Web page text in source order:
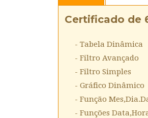
Certificado de
- Tabela Dinâmica
- Filtro Avançado
- Filtro Simples
- Gráfico Dinâmico
- Função
- Funções